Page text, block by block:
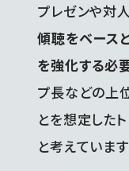
プレゼンや対
傾聴をベース
を強化する必
プ長などの上
とを想定した
と考えています